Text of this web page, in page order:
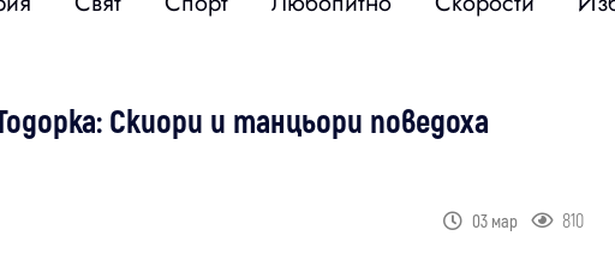
Скиори и танцьори поведоха
03 мар 810